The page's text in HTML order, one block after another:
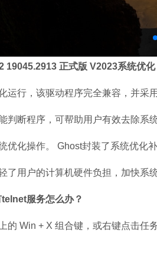
正式版 V2023系统优化
行，该驱动程序完全兼容，并采
断程序，可帮助用户有效去除系
化操作。 Ghost封装了系统优化
用户的计算机硬件负担，加快系
服务怎么办？
Win + X 组合键，或右键点击任